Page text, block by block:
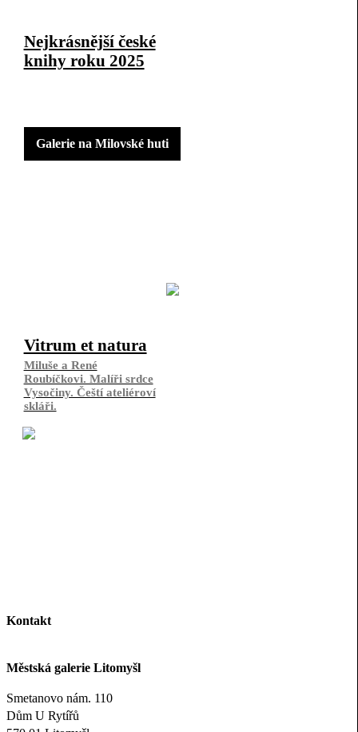
Nejkrásnější české
knihy roku 2025
Galerie na Milovské huti
Vitrum et natura
Miluše a René
Roubíčkovi. Malíři srdce
Vysočiny. Čeští ateliéroví
skláři.
Kontakt
Městská galerie Litomyšl
Smetanovo nám. 110
Dům U Rytířů